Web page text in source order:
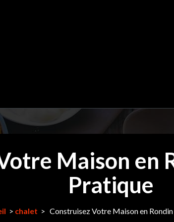
Maison en
Pratique
> chalet > Construisez Votre Maison en